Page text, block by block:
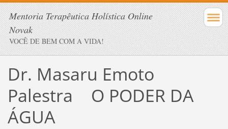
Mentoria Terapêutica Holística Online
Novak
VOCÊ DE BEM COM A VIDA!
Dr. Masaru Emoto
Palestra O PODER DA
ÁGUA